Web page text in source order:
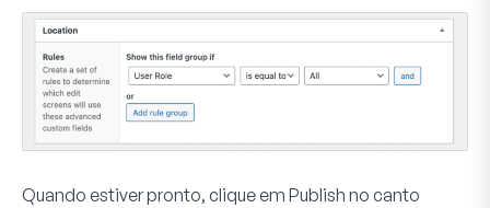
Quando estiver pronto, clique em Publish no canto